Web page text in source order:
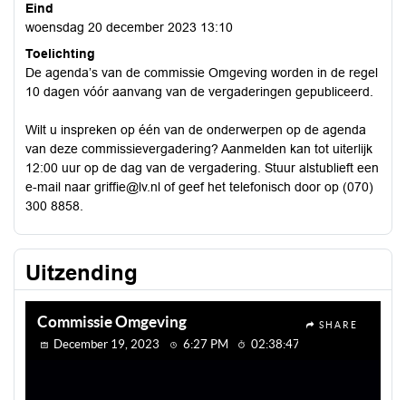
Eind
woensdag 20 december 2023 13:10
Toelichting
De agenda’s van de commissie Omgeving worden in de regel
10 dagen vóór aanvang van de vergaderingen gepubliceerd.
Wilt u inspreken op één van de onderwerpen op de agenda
van deze commissievergadering? Aanmelden kan tot uiterlijk
12:00 uur op de dag van de vergadering. Stuur alstublieft een
e-mail naar griffie@lv.nl of geef het telefonisch door op (070)
300 8858.
Uitzending